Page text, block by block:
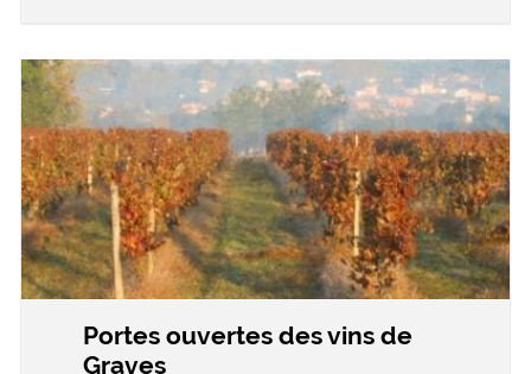
Portes ouvertes des vins de
Graves